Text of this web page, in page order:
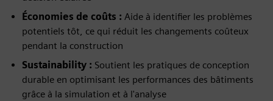
Économies de coûts : Aide à identifier les problèmes
potentiels tôt, ce qui réduit les changements coûteux
pendant la construction
Sustainability : Soutient les pratiques de conception
durable en optimisant les performances des bâtiments
grâce à la simulation et à l'analyse